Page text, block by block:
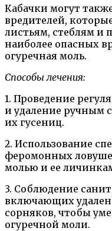
Кабачки могут
вредителей,
листьям, стеблям и
наиболее опасных
огуречная моль.
Способы лечения:
1. Проведение
и удаление ручным
их гусениц.
2. Использование
феромонных
молью и ее
3. Соблюдение
включающих
сорняков, чтобы
огуречной моли.